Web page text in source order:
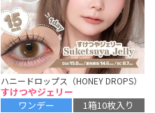
ハニードロップス（HONEY DROPS）
すけつやジェリー
ワンデー
1箱10枚入り